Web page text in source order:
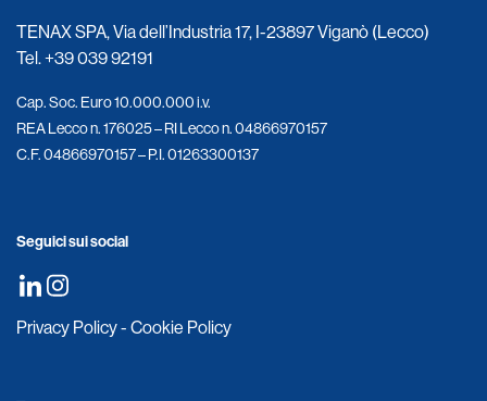
TENAX SPA, Via dell’Industria 17, I-23897 Viganò (Lecco)
Tel.+39 039 92191
Cap. Soc. Euro 10.000.000 i.v.
REA Lecco n. 176025 – RI Lecco n. 04866970157
C.F. 04866970157 – P.I. 01263300137
Seguici sui social
Privacy Policy- Cookie Policy